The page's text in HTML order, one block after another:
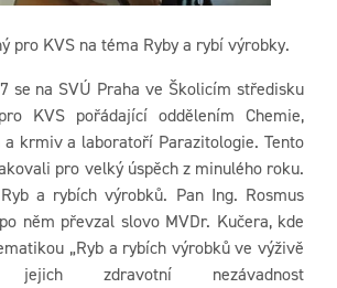
pro KVS na téma Ryby a rybí výrobky.
se na SVÚ Praha ve Školicím středisku
KVS pořádající oddělením Chemie,
a krmiv a laboratoří Parazitologie. Tento
pro velký úspěch z minulého roku.
a rybích výrobků. Pan Ing. Rosmus
něm převzal slovo MVDr. Kučera, kde
„Ryb a rybích výrobků ve výživě
zdravotní nezávadnost